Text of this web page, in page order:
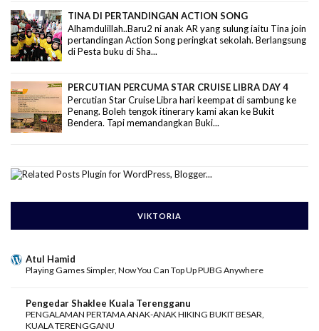
TINA DI PERTANDINGAN ACTION SONG
Alhamdulillah..Baru2 ni anak AR yang sulung iaitu Tina join
pertandingan Action Song peringkat sekolah. Berlangsung
di Pesta buku di Sha...
PERCUTIAN PERCUMA STAR CRUISE LIBRA DAY 4
Percutian Star Cruise Libra hari keempat di sambung ke
Penang. Boleh tengok itinerary kami akan ke Bukit
Bendera. Tapi memandangkan Buki...
VIKTORIA
Atul Hamid
Playing Games Simpler, Now You Can Top Up PUBG Anywhere
Pengedar Shaklee Kuala Terengganu
PENGALAMAN PERTAMA ANAK-ANAK HIKING BUKIT BESAR,
KUALA TERENGGANU